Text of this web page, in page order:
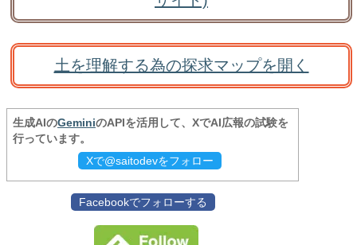
土を理解する為の探求マップを開く
生成AIのGeminiのAPIを活用して、XでAI広報の試験を
行っています。
Xで@saitodevをフォロー
Facebookでフォローする